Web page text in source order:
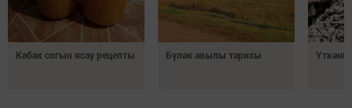
Кабак согын ясау рецепты Бүләк авылы тарихы